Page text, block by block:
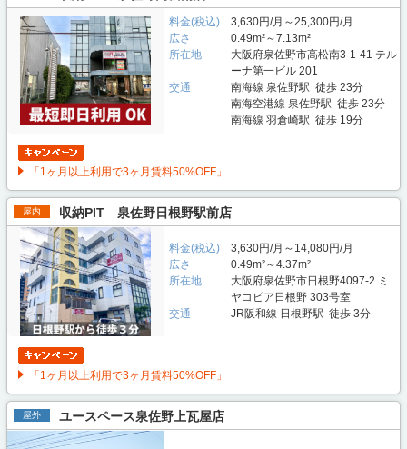
料金(税込)
3,630円/月～25,300円/月
広さ
0.49m²～7.13m²
所在地
大阪府泉佐野市高松南3-1-41 テル
ーナ第一ビル 201
交通
南海線 泉佐野駅 徒歩 23分
南海空港線 泉佐野駅 徒歩 23分
南海線 羽倉崎駅 徒歩 19分
「1ヶ月以上利用で3ヶ月賃料50%OFF」
屋内 収納PIT 泉佐野日根野駅前店
料金(税込)
3,630円/月～14,080円/月
広さ
0.49m²～4.37m²
所在地
大阪府泉佐野市日根野4097‐2 ミ
ヤコピア日根野 303号室
交通
JR阪和線 日根野駅 徒歩 3分
「1ヶ月以上利用で3ヶ月賃料50%OFF」
屋外 ユースペース泉佐野上瓦屋店